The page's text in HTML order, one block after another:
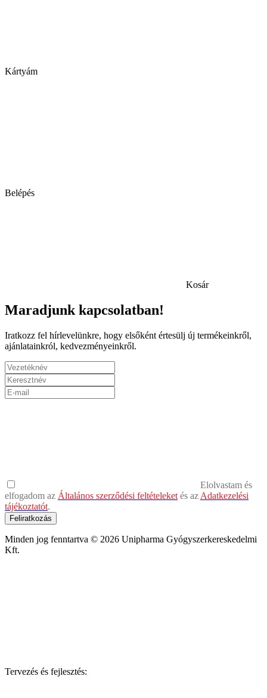
Kártyám
Belépés
Kosár
Maradjunk kapcsolatban!
Iratkozz fel hírlevelünkre, hogy elsőként értesülj új termékeinkről,
ajánlatainkról, kedvezményeinkről.
Elolvastam és
elfogadom az Általános szerződési feltételeket és az Adatkezelési
tájékoztatót.
Feliratkozás
Minden jog fenntartva © 2026 Unipharma Gyógyszerkereskedelmi
Kft.
Tervezés és fejlesztés: